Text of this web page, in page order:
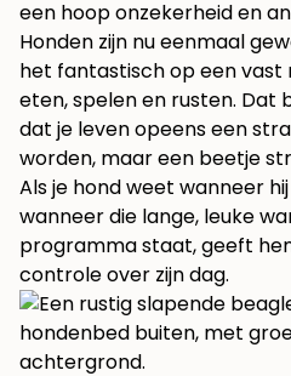
een hoop onzekerheid en
Honden zijn nu eenmaal
het fantastisch op een vast
eten, spelen en rusten. Dat
dat je leven opeens een
worden, maar een beetje
Als je hond weet wanneer
wanneer die lange, leuke
programma staat, geeft
controle over zijn dag.